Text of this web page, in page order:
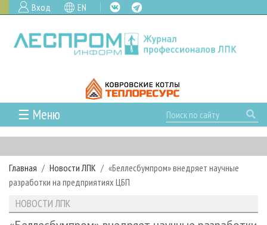
Вход EN
☰ Меню
ГЛАВНАЯ
РУБРИКИ И ТЕМЫ
РУБРИКИ ЖУРНАЛА
ЛЕСОЗАГОТОВКА
НОВОСТИ
НОВОСТИ ЛПК
ПРОЕКТЫ ЛПИ
АНАЛИТИКА
АРХИВ
Главная Новости ЛПК
«Беллесбумпром» внедряет научные
разработки на предприятиях ЦБП
НОВОСТИ ЛПК